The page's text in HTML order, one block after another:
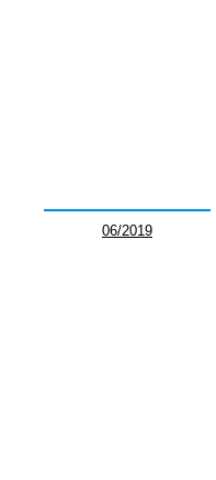
06/2019